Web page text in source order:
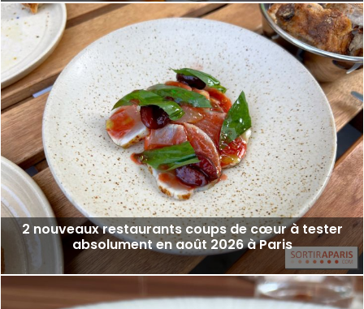
2 nouveaux restaurants coups de cœur à tester
absolument en août 2026 à Paris